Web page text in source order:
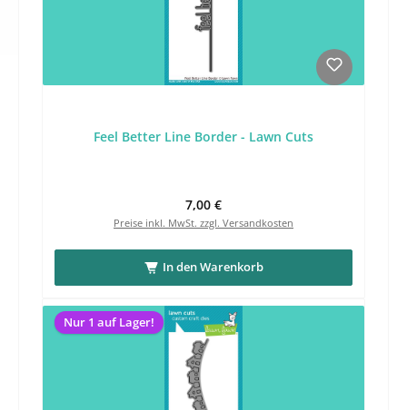
Feel Better Line Border - Lawn Cuts
Regulärer Preis:
7,00 €
Preise inkl. MwSt. zzgl. Versandkosten
In den Warenkorb
Nur 1 auf Lager!